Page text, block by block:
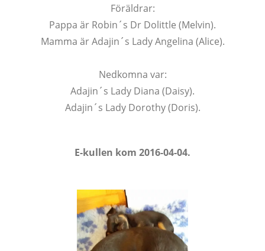
Föräldrar:
Pappa är Robin´s Dr Dolittle (Melvin).
Mamma är Adajin´s Lady Angelina (Alice).
Nedkomna var:
Adajin´s Lady Diana (Daisy).
Adajin´s Lady Dorothy (Doris).
E-kullen kom 2016-04-04.